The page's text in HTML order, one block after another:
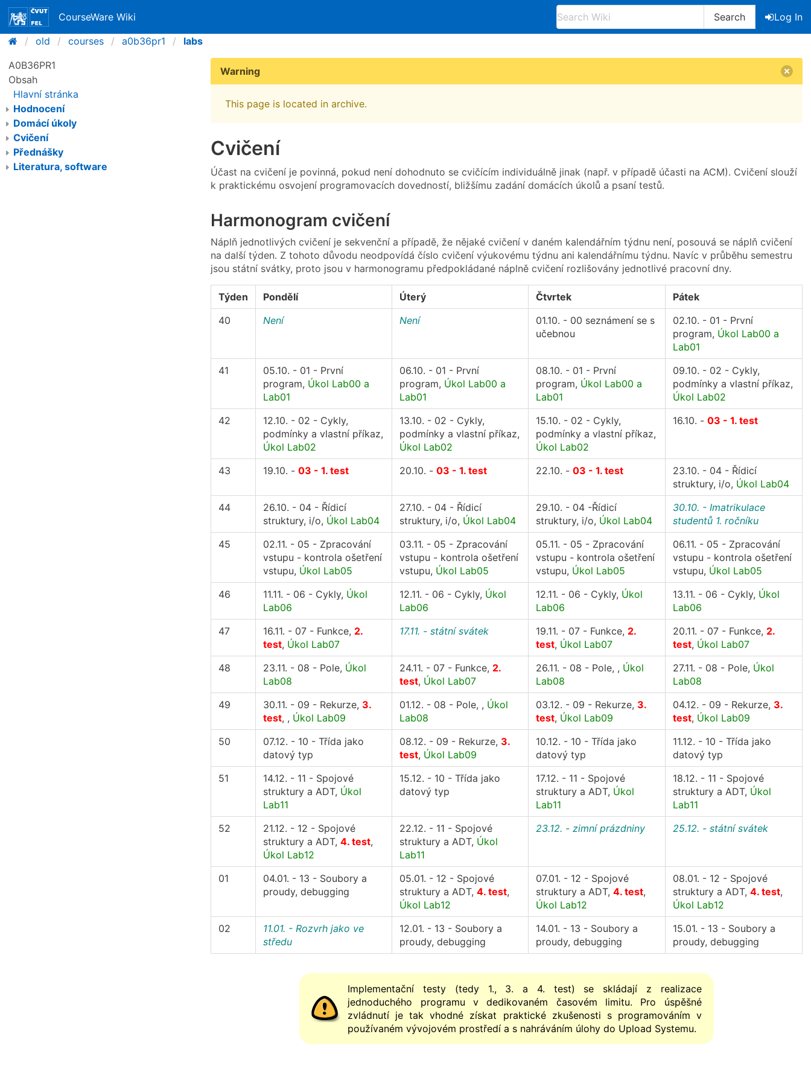
CourseWare Wiki Search
Log In
old
courses a0b36pr1
labs
A0B36PR1
Obsah
Hlavní stránka
Hodnocení
Domácí úkoly
Cvičení
Přednášky
Literatura, software
Warning
This page is located in archive.
Cvičení
Účast na cvičení je povinná, pokud není dohodnuto se cvičícím individuálně jinak (např. v případě účasti na ACM). Cvičení slouží
k praktickému osvojení programovacích dovedností, bližšímu zadání domácích úkolů a psaní testů.
Harmonogram cvičení
Náplň jednotlivých cvičení je sekvenční a případě, že nějaké cvičení v daném kalendářním týdnu není, posouvá se náplň cvičení
na další týden. Z tohoto důvodu neodpovídá číslo cvičení výukovému týdnu ani kalendářnímu týdnu. Navíc v průběhu semestru
jsou státní svátky, proto jsou v harmonogramu předpokládané náplně cvičení rozlišovány jednotlivé pracovní dny.
Týden Pondělí Úterý Čtvrtek
Pátek
40
Není Není
01.10. - 00 seznámení se s
učebnou
02.10. - 01 - První
program, Úkol Lab00 a
Lab01
41
05.10. - 01 - První
program, Úkol Lab00 a
Lab01
06.10. - 01 - První
program, Úkol Lab00 a
Lab01
08.10. - 01 - První
program, Úkol Lab00 a
Lab01
09.10. - 02 - Cykly,
podmínky a vlastní příkaz,
Úkol Lab02
42
12.10. - 02 - Cykly,
podmínky a vlastní příkaz,
Úkol Lab02
13.10. - 02 - Cykly,
podmínky a vlastní příkaz,
Úkol Lab02
15.10. - 02 - Cykly,
podmínky a vlastní příkaz,
Úkol Lab02
16.10. - 03 - 1. test
43 19.10. - 03 - 1. test 20.10. - 03 - 1. test 22.10. - 03 - 1. test
23.10. - 04 - Řídicí
struktury, i/o, Úkol Lab04
44
26.10. - 04 - Řídicí
struktury, i/o, Úkol Lab04
27.10. - 04 - Řídicí
struktury, i/o, Úkol Lab04
29.10. - 04 -Řídicí
struktury, i/o, Úkol Lab04
30.10. - Imatrikulace
studentů 1. ročníku
45
02.11. - 05 - Zpracování
vstupu - kontrola ošetření
vstupu, Úkol Lab05
03.11. - 05 - Zpracování
vstupu - kontrola ošetření
vstupu, Úkol Lab05
05.11. - 05 - Zpracování
vstupu - kontrola ošetření
vstupu, Úkol Lab05
06.11. - 05 - Zpracování
vstupu - kontrola ošetření
vstupu, Úkol Lab05
46
11.11. - 06 - Cykly, Úkol
Lab06
12.11. - 06 - Cykly, Úkol
Lab06
12.11. - 06 - Cykly, Úkol
Lab06
13.11. - 06 - Cykly, Úkol
Lab06
47
16.11. - 07 - Funkce, 2.
test, Úkol Lab07
17.11. - státní svátek 19.11. - 07 - Funkce, 2.
test, Úkol Lab07
20.11. - 07 - Funkce, 2.
test, Úkol Lab07
48
23.11. - 08 - Pole, Úkol
Lab08
24.11. - 07 - Funkce, 2.
test, Úkol Lab07
26.11. - 08 - Pole, , Úkol
Lab08
27.11. - 08 - Pole, Úkol
Lab08
49
30.11. - 09 - Rekurze, 3.
test, , Úkol Lab09
01.12. - 08 - Pole, , Úkol
Lab08
03.12. - 09 - Rekurze, 3.
test, Úkol Lab09
04.12. - 09 - Rekurze, 3.
test, Úkol Lab09
50
07.12. - 10 - Třída jako
datový typ
08.12. - 09 - Rekurze, 3.
test, Úkol Lab09
10.12. - 10 - Třída jako
datový typ
11.12. - 10 - Třída jako
datový typ
51
14.12. - 11 - Spojové
struktury a ADT, Úkol
Lab11
15.12. - 10 - Třída jako
datový typ
17.12. - 11 - Spojové
struktury a ADT, Úkol
Lab11
18.12. - 11 - Spojové
struktury a ADT, Úkol
Lab11
52
21.12. - 12 - Spojové
struktury a ADT, 4. test,
Úkol Lab12
22.12. - 11 - Spojové
struktury a ADT, Úkol
Lab11
23.12. - zimní prázdniny 25.12. - státní svátek
01
04.01. - 13 - Soubory a
proudy, debugging
05.01. - 12 - Spojové
struktury a ADT, 4. test,
Úkol Lab12
07.01. - 12 - Spojové
struktury a ADT, 4. test,
Úkol Lab12
08.01. - 12 - Spojové
struktury a ADT, 4. test,
Úkol Lab12
02
11.01. - Rozvrh jako ve
středu
12.01. - 13 - Soubory a
proudy, debugging
14.01. - 13 - Soubory a
proudy, debugging
15.01. - 13 - Soubory a
proudy, debugging
Implementační testy (tedy 1., 3. a 4. test) se skládají z realizace
jednoduchého programu v dedikovaném časovém limitu. Pro úspěšné
zvládnutí je tak vhodné získat praktické zkušenosti s programováním v
používaném vývojovém prostředí a s nahráváním úlohy do Upload Systemu.